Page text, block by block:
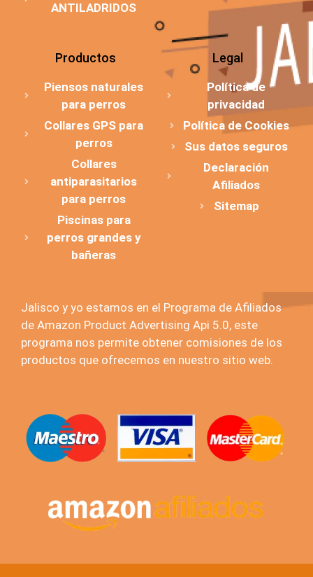
ANTILADRIDOS
Productos
Piensos naturales
para perros
Collares GPS para
perros
Collares
antiparasitarios
para perros
Piscinas para
perros grandes y
bañeras
Legal
Política de
privacidad
Política de Cookies
Sus datos seguros
Declaración
Afiliados
Sitemap
Jalisco y yo estamos en el Programa de Afiliados
de Amazon Product Advertising Api 5.0, este
programa nos permite obtener comisiones de los
productos que ofrecemos en nuestro sitio web.